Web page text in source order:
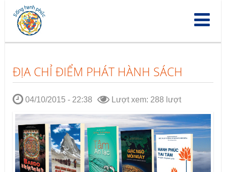
dung
ĐỊA CHỈ ĐIỂM PHÁT HÀNH SÁCH
04/10/2015 - 22:38 Lượt xem: 288 lượt